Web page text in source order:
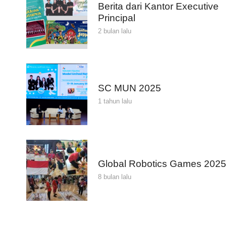
Berita dari Kantor Executive
Principal
2 bulan lalu
SC MUN 2025
1 tahun lalu
Global Robotics Games 2025
8 bulan lalu